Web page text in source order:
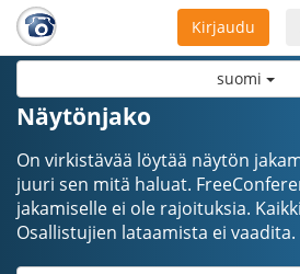
suomi
Kirjaudu
Näytönjako
On virkistävää löytää näytön
juuri sen mitä haluat.
jakamiselle ei ole rajoituksia.
Osallistujien lataamista ei vaadita.